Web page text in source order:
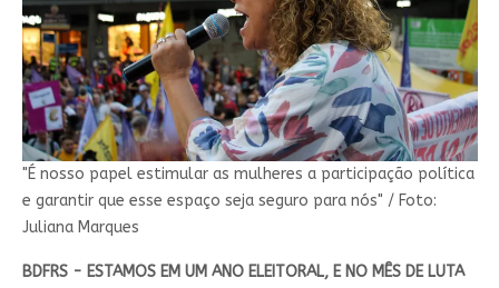
"É nosso papel estimular as mulheres a participação política
e garantir que esse espaço seja seguro para nós" / Foto:
Juliana Marques
BDFRS - ESTAMOS EM UM ANO ELEITORAL, E NO MÊS DE LUTA